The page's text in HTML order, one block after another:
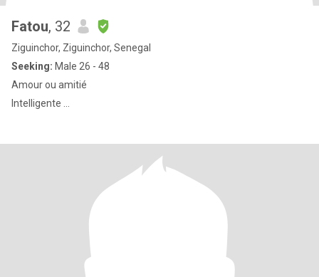
Fatou, 32
Ziguinchor, Ziguinchor, Senegal
Seeking: Male 26 - 48
Amour ou amitié
Intelligente ...